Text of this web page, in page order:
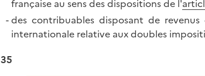
française au sens des dispositions de l'
des contribuables disposant de
internationale relative aux doubles
35